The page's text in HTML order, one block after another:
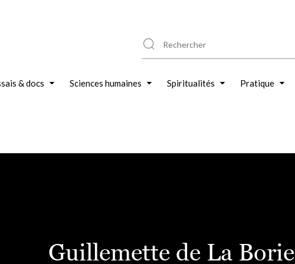
& docs Sciences humaines Spiritualités Pratique
Guillemette de La Borie